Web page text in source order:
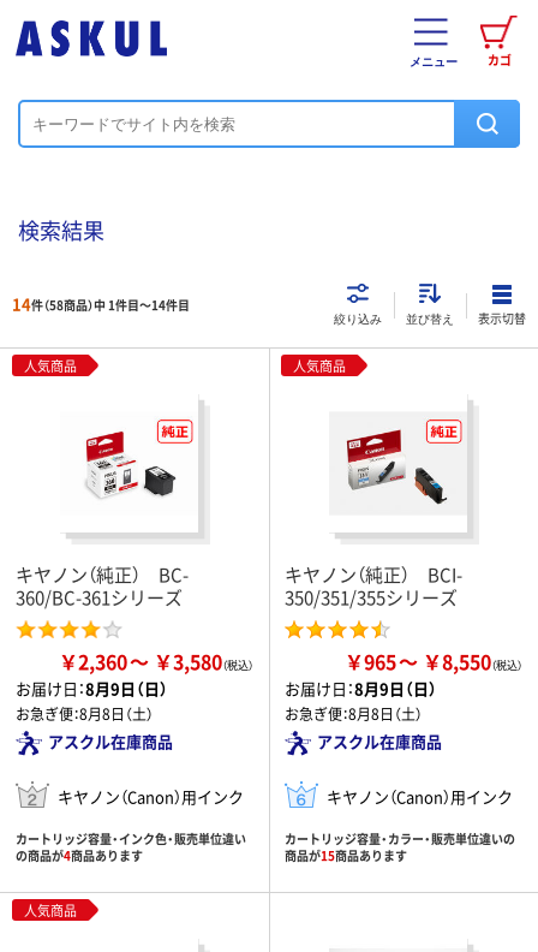
カゴ
メニュー
検索結果
14件（58商品）中 1件目～14件目
絞り込み 並び替え 表示切替
人気商品
キヤノン（純正） BC-
360/BC-361シリーズ
￥2,360 ￥3,580
お届け日：8月9日（日）
お急ぎ便：8月8日（土）
アスクル在庫商品
キヤノン（Canon）用インク
カートリッジ容量・インク色・販売単位違い
の商品が4商品あります
人気商品
キヤノン（純正） BCI-
350/351/355シリーズ
￥965 ￥8,550
お届け日：8月9日（日）
お急ぎ便：8月8日（土）
アスクル在庫商品
キヤノン（Canon）用インク
カートリッジ容量・カラー・販売単位違いの
商品が15商品あります
人気商品